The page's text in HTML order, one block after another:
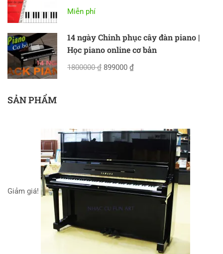
Miễn phí
14 ngày Chinh phục cây đàn piano |
Học piano online cơ bản
1800000 ₫ 899000 ₫
SẢN PHẨM
Giảm giá!